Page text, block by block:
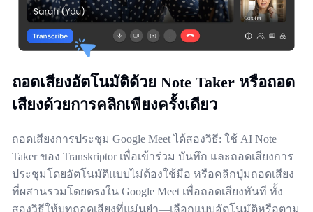
ถอดเสียงอัตโนมัติด้วย Note Taker หรือถอด
เสียงด้วยการคลิกเพียงครั้งเดียว
ถอดเสียงการประชุม Google Meet ได้สองวิธี: ใช้ AI Note
Taker ของ Transkriptor เพื่อเข้าร่วม บันทึก และถอดเสียงการ
ประชุมโดยอัตโนมัติแบบไม่ต้องใช้มือ หรือคลิกปุ่มถอดเสียง
ที่ผสานรวมโดยตรงใน Google Meet เพื่อถอดเสียงทันที ทั้ง
สองวิธีให้บทถอดเสียงที่แม่นยำ—เลือกแบบอัตโนมัติหรือตาม